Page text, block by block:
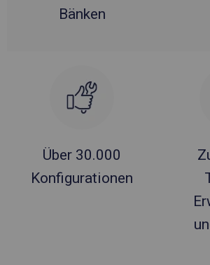
Bänken
Über 30.000
Konfigurationen